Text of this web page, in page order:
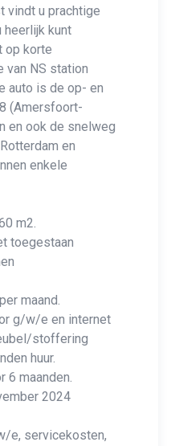
vindt u prachtige
heerlijk kunt
op korte
NS station
auto is de op- en
(Amersfoort-
en ook de snelweg
en
enkele
m2.
toegestaan
maand.
g/w/e en internet
stoffering
huur.
6 maanden.
2024
e, servicekosten,